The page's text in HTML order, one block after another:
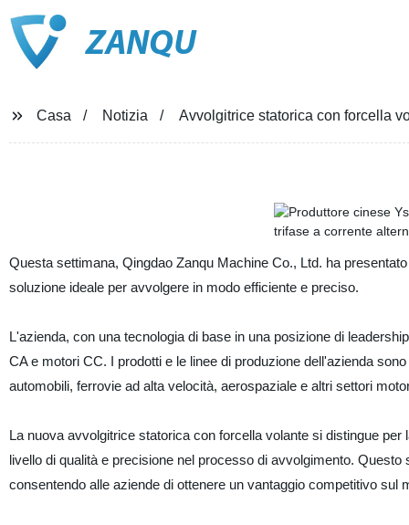
ZANQU
Casa Notizia Avvolgitrice statorica con forcella
Questa settimana, Qingdao Zanqu Machine Co., Ltd. ha
soluzione ideale per avvolgere in modo efficiente e preciso.
L'azienda, con una tecnologia di base in una posizione di
CA e motori CC. I prodotti e le linee di produzione dell'azienda
automobili, ferrovie ad alta velocità, aerospaziale e altri settori
La nuova avvolgitrice statorica con forcella volante si distingue
livello di qualità e precisione nel processo di avvolgimento.
consentendo alle aziende di ottenere un vantaggio competitivo sul